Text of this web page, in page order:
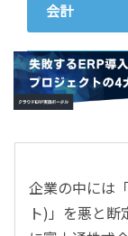
会計
ERP
会計
CRM／営業
DX（2025年
企業の中には
ト)」を悪と